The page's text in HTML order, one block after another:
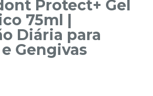
Protect+ Gel
75ml |
Diária para
Gengivas